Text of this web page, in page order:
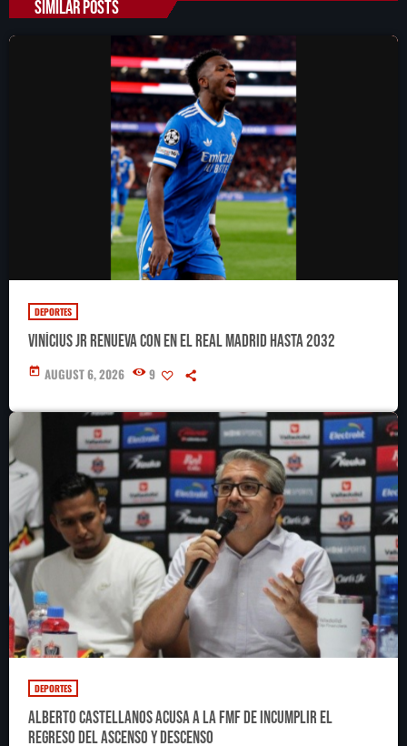
SIMILAR POSTS
DEPORTES
Vinícius Jr renueva con en el Real Madrid hasta 2032
today AUGUST 6, 2026 9
DEPORTES
Alberto Castellanos acusa a la FMF de incumplir el
regreso del ascenso y descenso